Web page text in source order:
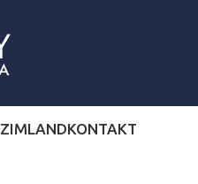
ZIMLANDKONTAKT